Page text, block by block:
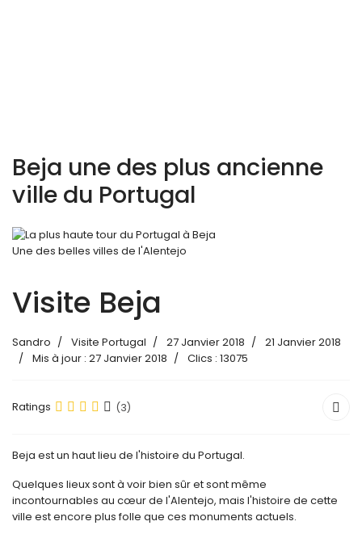
Beja une des plus ancienne
ville du Portugal
Une des belles villes de l'Alentejo
Visite Beja
Sandro Visite Portugal 27 Janvier 2018
21 Janvier 2018
Mis à jour : 27 Janvier 2018
Clics : 13075
Ratings (3)
Beja est un haut lieu de l'histoire du Portugal.
Quelques lieux sont à voir bien sûr et sont même
incontournables au cœur de l'Alentejo, mais l'histoire de cette
ville est encore plus folle que ces monuments actuels.